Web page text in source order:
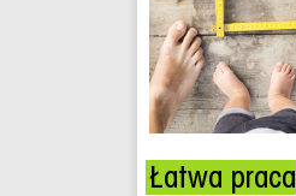
Łatwa praca